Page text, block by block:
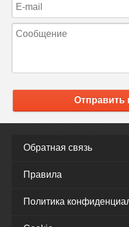
Отправить
Обратная связь
Правила
Политика